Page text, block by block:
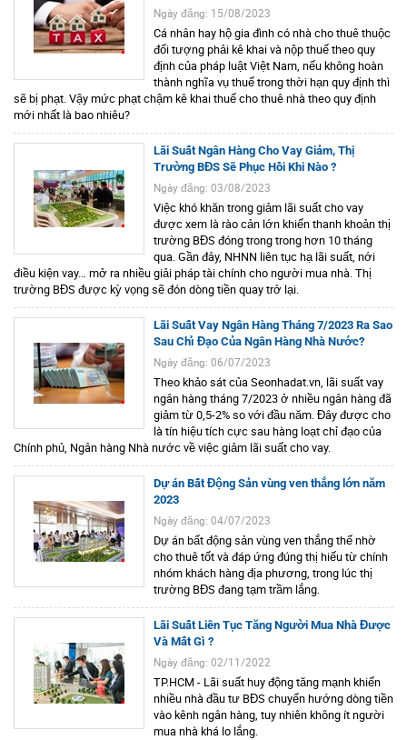
Ngày đăng: 15/08/2023
Cá nhân hay hộ gia đình có nhà cho thuê thuộc
đối tượng phải kê khai và nộp thuế theo quy
định của pháp luật Việt Nam, nếu không hoàn
thành nghĩa vụ thuế trong thời hạn quy định thì
sẽ bị phạt. Vậy mức phạt chậm kê khai thuế cho thuê nhà theo quy định
mới nhất là bao nhiêu?
Lãi Suất Ngân Hàng Cho Vay Giảm, Thị
Trường BĐS Sẽ Phục Hồi Khi Nào ?
Ngày đăng: 03/08/2023
Việc khó khăn trong giảm lãi suất cho vay
được xem là rào cản lớn khiến thanh khoản thị
trường BĐS đóng trong trong hơn 10 tháng
qua. Gần đây, NHNN liên tục hạ lãi suất, nới
điều kiện vay… mở ra nhiều giải pháp tài chính cho người mua nhà. Thị
trường BĐS được kỳ vọng sẽ đón dòng tiền quay trở lại.
Lãi Suất Vay Ngân Hàng Tháng 7/2023 Ra Sao
Sau Chỉ Đạo Của Ngân Hàng Nhà Nước?
Ngày đăng: 06/07/2023
Theo khảo sát của Seonhadat.vn, lãi suất vay
ngân hàng tháng 7/2023 ở nhiều ngân hàng đã
giảm từ 0,5-2% so với đầu năm. Đây được cho
là tín hiệu tích cực sau hàng loạt chỉ đạo của
Chính phủ, Ngân hàng Nhà nước về việc giảm lãi suất cho vay.
Dự án Bất Động Sản vùng ven thắng lớn năm
2023
Ngày đăng: 04/07/2023
Dự án bất động sản vùng ven thắng thế nhờ
cho thuê tốt và đáp ứng đúng thị hiếu từ chính
nhóm khách hàng địa phương, trong lúc thị
trường BĐS đang tạm trầm lắng.
Lãi Suất Liên Tục Tăng Người Mua Nhà Được
Và Mất Gì ?
Ngày đăng: 02/11/2022
TP.HCM - Lãi suất huy động tăng mạnh khiến
nhiều nhà đầu tư BĐS chuyển hướng dòng tiền
vào kênh ngân hàng, tuy nhiên không ít người
mua nhà khá lo lắng.